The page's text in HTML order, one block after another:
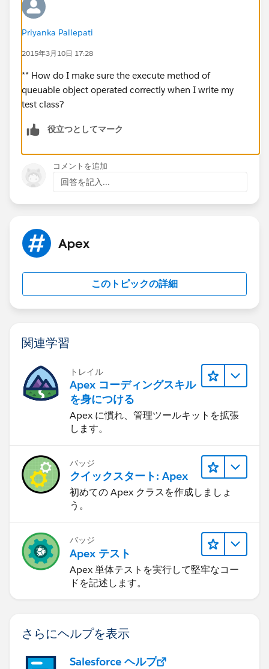
Priyanka Pallepati
2015年3月10日 17:28
** How do I make sure the execute method of
queuable object operated correctly when I write my
test class?
役立つとしてマーク
コメントを追加
回答を記入...
Apex
このトピックの詳細
関連学習
トレイル
Apex コーディングスキル
を身につける
Apex に慣れ、管理ツールキットを拡張
します。
バッジ
クイックスタート: Apex
初めての Apex クラスを作成しましょ
う。
バッジ
Apex テスト
Apex 単体テストを実行して堅牢なコー
ドを記述します。
さらにヘルプを表示
Salesforce ヘルプ